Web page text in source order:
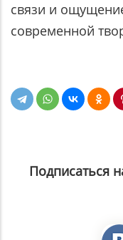
связи и
современной
Подписаться